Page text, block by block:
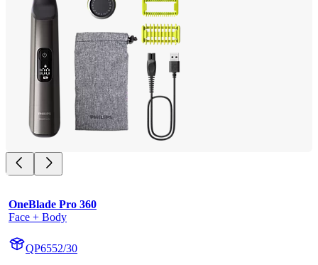
OneBlade Pro 360
Face + Body
QP6552/30